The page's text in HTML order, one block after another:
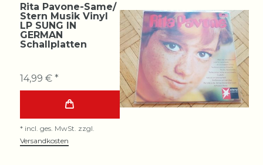
Rita Pavone-Same/
Stern Musik Vinyl
LP SUNG IN
GERMAN
Schallplatten
14,99 € *
* incl. ges. MwSt. zzgl.
Versandkosten